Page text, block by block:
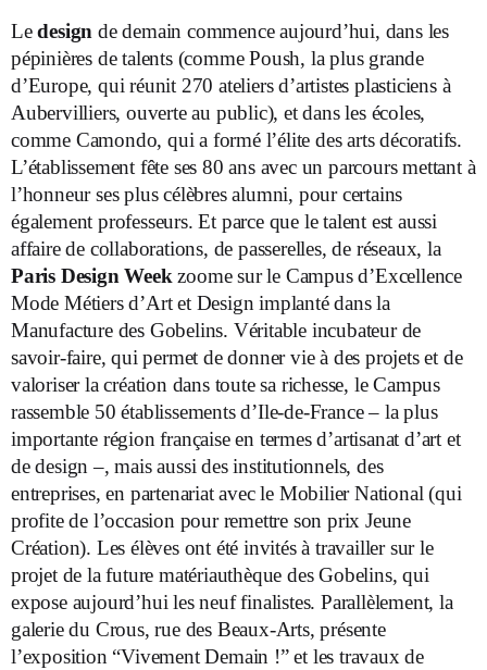
Ledesign de demain commence aujourd’hui, dans les
pépinières de talents (comme Poush, la plus grande
d’Europe, qui réunit 270 ateliers d’artistes plasticiens à
Aubervilliers, ouverte au public), et dans les écoles,
comme Camondo, qui a formé l’élite des arts décoratifs.
L’établissement fête ses 80 ans avec un parcours mettant à
l’honneur ses plus célèbres alumni, pour certains
également professeurs. Et parce que le talent est aussi
affaire de collaborations, de passerelles, de réseaux, la
Paris Design Weekzoome sur le Campus d’Excellence
Mode Métiers d’Art et Design implanté dans la
Manufacture des Gobelins. Véritable incubateur de
savoir-faire, qui permet de donner vie à des projets et de
valoriser la création dans toute sa richesse, le Campus
rassemble 50 établissements d’Ile-de-France – la plus
importante région française en termes d’artisanat d’art et
de design –, mais aussi des institutionnels, des
entreprises, en partenariat avec le Mobilier National (qui
profite de l’occasion pour remettre son prix Jeune
Création). Les élèves ont été invités à travailler sur le
projet de la future matériauthèque des Gobelins, qui
expose aujourd’hui les neuf finalistes. Parallèlement, la
galerie du Crous, rue des Beaux-Arts, présente
l’exposition “Vivement Demain !” et les travaux de